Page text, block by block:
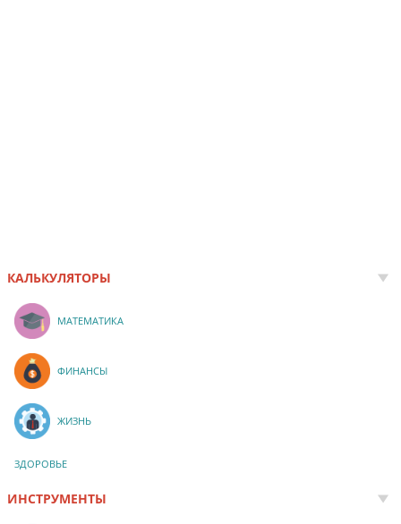
КАЛЬКУЛЯТОРЫ
МАТЕМАТИКА
ФИНАНСЫ
ЖИЗНЬ
ЗДОРОВЬЕ
ИНСТРУМЕНТЫ